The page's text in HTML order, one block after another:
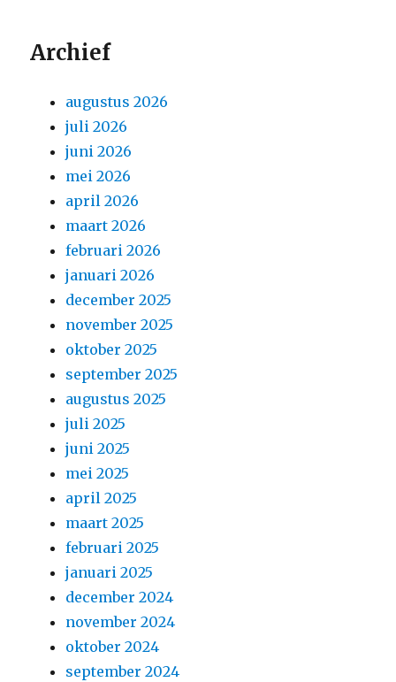
Archief
augustus 2026
juli 2026
juni 2026
mei 2026
april 2026
maart 2026
februari 2026
januari 2026
december 2025
november 2025
oktober 2025
september 2025
augustus 2025
juli 2025
juni 2025
mei 2025
april 2025
maart 2025
februari 2025
januari 2025
december 2024
november 2024
oktober 2024
september 2024